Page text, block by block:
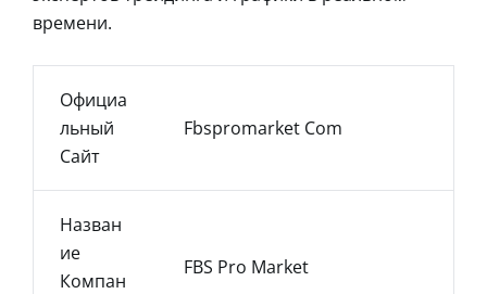
времени.
Официа
Льный
Сайт
Fbspromarket Com
Назван
Ие
Компан
FBS Pro Market